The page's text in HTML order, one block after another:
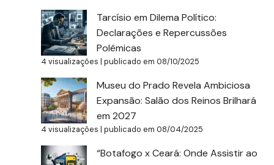
Tarcísio em Dilema Político:
Declarações e Repercussões
Polêmicas
4 visualizações |publicado em 08/10/2025
Museu do Prado Revela Ambiciosa
Expansão: Salão dos Reinos Brilhará
em 2027
4 visualizações |publicado em 08/04/2025
“Botafogo x Ceará: Onde Assistir ao